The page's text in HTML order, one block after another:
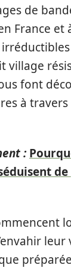
de
France et
village
font
à
:
leur